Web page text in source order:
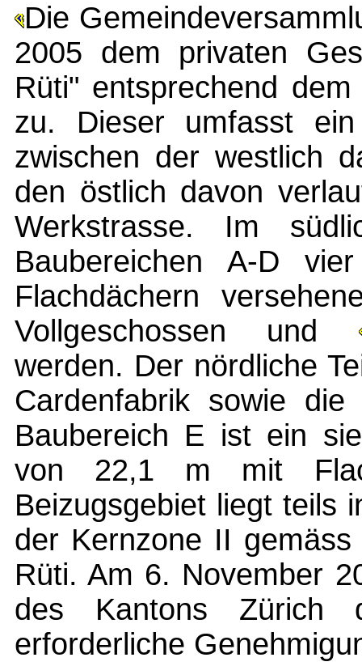
Die
2005 dem privaten
Rüti" entsprechend
zu. Dieser umfasst
zwischen der westlich
den östlich davon
Werkstrasse. Im
Baubereichen A-D
Flachdächern
Vollgeschossen und
werden. Der nördliche
Cardenfabrik sowie
Baubereich E ist ein
von 22,1 m mit
Beizugsgebiet liegt teils
der Kernzone II
Rüti. Am 6. November
des Kantons Zürich
erforderliche